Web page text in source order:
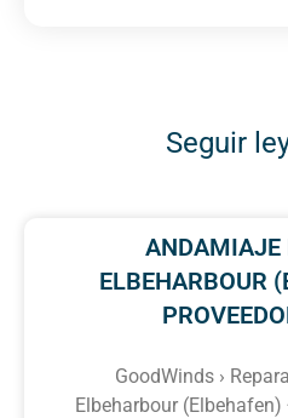
Seguir
ANDAMIAJE
ELBEHARBOUR
GoodWinds ›
Elbeharbour (Elbehafen)